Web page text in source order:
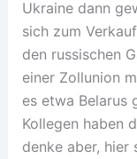
Ukraine dann
sich zum
den russischen
einer Zollunion
es etwa Belarus
Kollegen haben
denke aber, hier